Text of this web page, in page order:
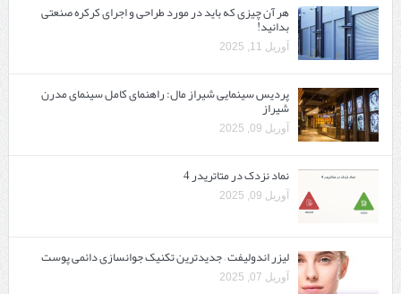
هر آن چیزی که باید در مورد طراحی و اجرای کرکره صنعتی
بدانید!
آوریل 11, 2025
پردیس سینمایی شیراز مال: راهنمای کامل سینمای مدرن
شیراز
آوریل 09, 2025
نماد نزدک در متاتریدر 4
آوریل 09, 2025
لیزر اندولیفت – جدیدترین تکنیک جوانسازی دائمی پوست
آوریل 07, 2025